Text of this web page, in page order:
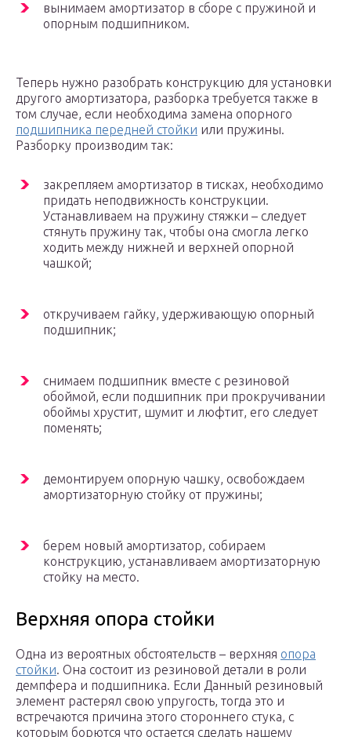
вынимаем амортизатор в сборе с пружиной и
опорным подшипником.
Теперь нужно разобрать конструкцию для установки
другого амортизатора, разборка требуется также в
том случае, если необходима замена опорного
подшипника передней стойки или пружины.
Разборку производим так:
закрепляем амортизатор в тисках, необходимо
придать неподвижность конструкции.
Устанавливаем на пружину стяжки – следует
стянуть пружину так, чтобы она смогла легко
ходить между нижней и верхней опорной
чашкой;
откручиваем гайку, удерживающую опорный
подшипник;
снимаем подшипник вместе с резиновой
обоймой, если подшипник при прокручивании
обоймы хрустит, шумит и люфтит, его следует
поменять;
демонтируем опорную чашку, освобождаем
амортизаторную стойку от пружины;
берем новый амортизатор, собираем
конструкцию, устанавливаем амортизаторную
стойку на место.
Верхняя опора стойки
Одна из вероятных обстоятельств – верхняя опора
стойки. Она состоит из резиновой детали в роли
демпфера и подшипника. Если Данный резиновый
элемент растерял свою упругость, тогда это и
встречаются причина этого стороннего стука, с
которым борются что остается сделать нашему